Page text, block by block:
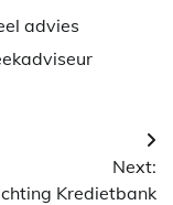
advies
Next:
Kredietbank